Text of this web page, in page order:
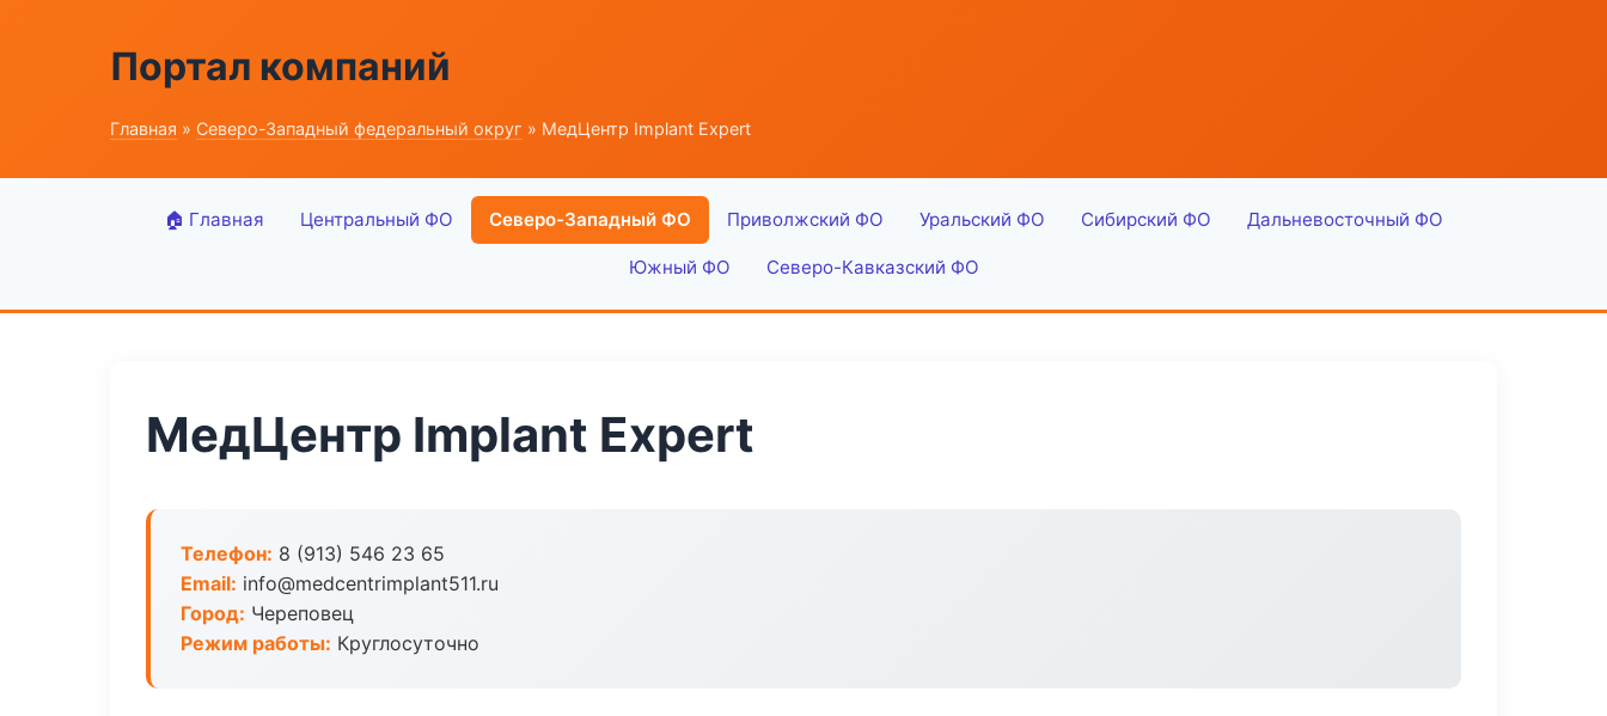
Портал компаний
Главная » Северо-Западный федеральный округ » МедЦентр Implant Expert
🏠 Главная Центральный ФО Северо-Западный ФО Приволжский ФО Уральский ФО Сибирский ФО Дальневосточный ФО
Южный ФО Северо-Кавказский ФО
МедЦентр Implant Expert
Телефон: 8 (913) 546 23 65
Email: info@medcentrimplant511.ru
Город: Череповец
Режим работы: Круглосуточно